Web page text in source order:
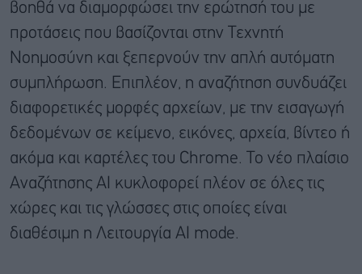
βοηθά να διαμορφώσει την ερώτησή του με
προτάσεις που βασίζονται στην Τεχνητή
Νοημοσύνη και ξεπερνούν την απλή αυτόματη
συμπλήρωση. Επιπλέον, η αναζήτηση συνδυάζει
διαφορετικές μορφές αρχείων, με την εισαγωγή
δεδομένων σε κείμενο, εικόνες, αρχεία, βίντεο ή
ακόμα και καρτέλες του Chrome. Το νέο πλαίσιο
Αναζήτησης ΑΙ κυκλοφορεί πλέον σε όλες τις
χώρες και τις γλώσσες στις οποίες είναι
διαθέσιμη η Λειτουργία AI mode.